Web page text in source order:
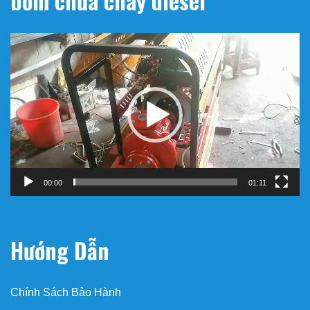
Trình
chơi
Video
00:00 01:11
Hướng Dẫn
Chính Sách Bảo Hành